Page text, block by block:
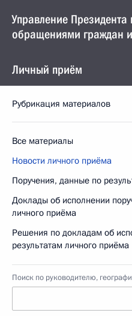
Управление Президента
обращениями граждан
Личный приём
Рубрикация материалов
Все материалы
Новости личного приёма
Поручения, данные по
Доклады об исполнении
личного приёма
Решения по докладам об
результатам личного приёма
Поиск по руководителю,